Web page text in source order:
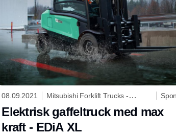
08.09.2021
Mitsubishi Forklift Trucks -
Elektrisk gaffeltruck med max
kraft - EDiA XL